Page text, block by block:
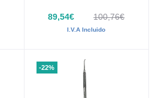
89,54€ 100,76€
I.V.A Incluido
-22%